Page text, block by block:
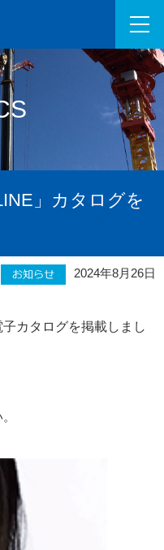
」カタログを
2024年8月26日
カタログを掲載しまし